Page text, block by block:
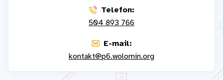
Telefon:
504 893 766
E-mail:
kontakt@p6.wolomin.org